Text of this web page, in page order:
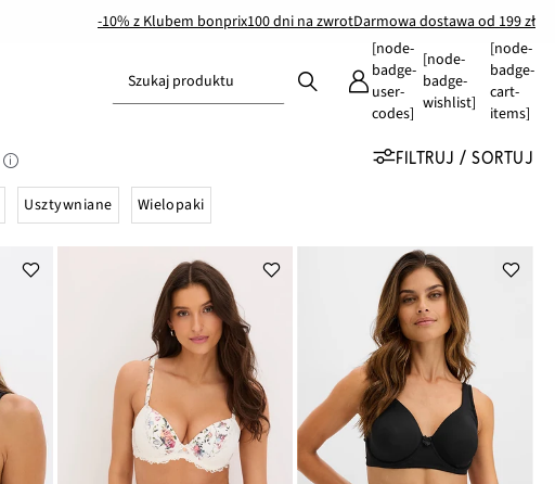
-10% z Klubem bonprix100 dni na zwrotDarmowa dostawa od 199 zł
Szukaj produktu
[node-
badge-
user-
codes]
[node-
badge-
wishlist]
[node-
badge-
cart-
items]
FILTRUJ / SORTUJ
Usztywniane Wielopaki